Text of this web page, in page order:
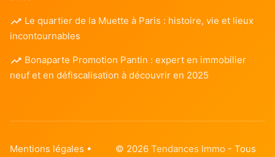
Le quartier de la Muette à Paris : histoire, vie et lieux
incontournables
Bonaparte Promotion Pantin : expert en immobilier
neuf et en défiscalisation à découvrir en 2025
Mentions légales •
© 2026Tendances Immo - Tous